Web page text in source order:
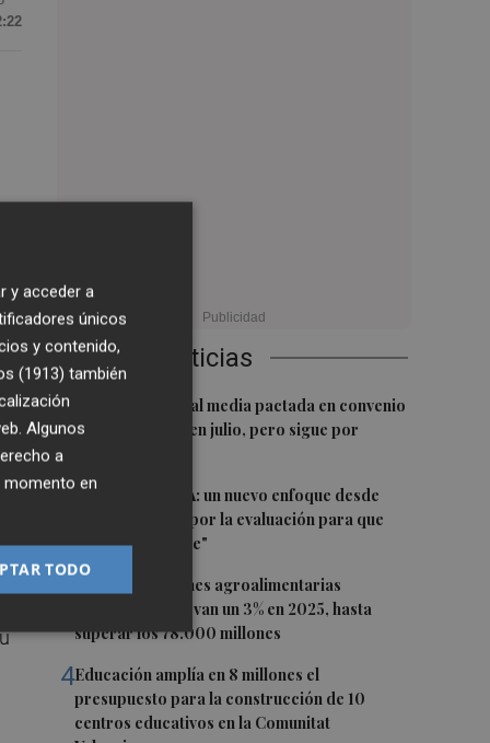
Últimas Noticias
1
La subida salarial media pactada en convenio
escala al 3,02% en julio, pero sigue por
2 El futuro de la IA: un nuevo enfoque desde
Valencia aboga por la evaluación para que
sea "responsable"
3 Las exportaciones agroalimentarias
españolas se elevan un 3% en 2025, hasta
superar los 78.000 millones
4Educación amplía en 8 millones el
presupuesto para la construcción de 10
centros educativos en la Comunitat
y acceder a
únicos
y contenido,
(1913) también
Algunos
a
momento en
TODO